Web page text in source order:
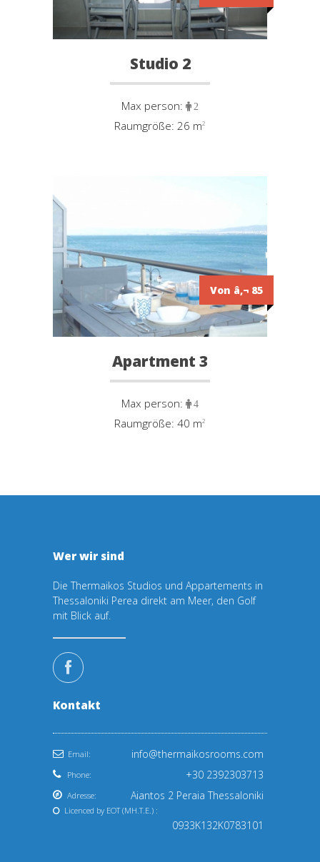
Studio 2
Max person: 2
Raumgröße: 26 m²
Von â‚¬ 85
Apartment 3
Max person: 4
Raumgröße: 40 m²
Wer wir sind
Die Thermaikos Studios und Appartements in
Thessaloniki Perea direkt am Meer, den Golf
mit Blick auf.
Kontakt
Email: info@thermaikosrooms.com
Phone: +30 2392303713
Adresse: Aiantos 2 Peraia Thessaloniki
Licenced by EOT (ΜΗ.Τ.Ε.) :
0933Κ132Κ0783101